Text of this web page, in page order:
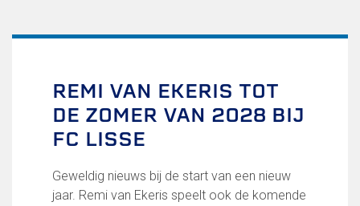
Fysiotherapie voor leden
Kledingplan
Merchandise
Contributie
Gevonden voorwerpen
Verenigingsdocumenten
REMI VAN EKERIS TOT
DE ZOMER VAN 2028 BIJ
FC LISSE
Geweldig nieuws bij de start van een nieuw
jaar. Remi van Ekeris speelt ook de komende